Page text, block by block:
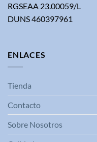
RGSEAA 23.00059/L
DUNS 460397961
ENLACES
Tienda
Contacto
Sobre Nosotros